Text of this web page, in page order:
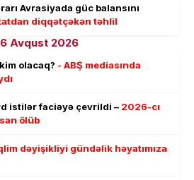
Avrasiyada güc balansını
diqqətçəkən təhlil
Avqust 2026
olacaq? - ABŞ mediasında
istilər faciəyə çevrildi – 2026-cı
ölüb
dəyişikliyi gündəlik həyatımıza